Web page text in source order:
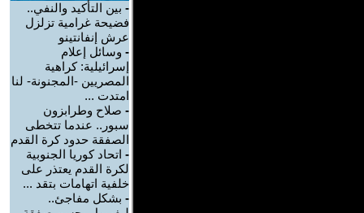
- بين التأكيد والنفي..
فضيحة غرامية تزلزل
عرش إنفانتينو
- وسائل إعلام
إسرائيلية: كراهية
المصريين -المجنونة- لنا
امتدت ...
- صلاح وطرابزون
سبور.. عندما تتخطى
الصفقة حدود كرة القدم
- اتحاد كوريا الجنوبية
لكرة القدم يعتذر على
خلفية اتهامات بتقد ...
- بشكل مفاجئ..